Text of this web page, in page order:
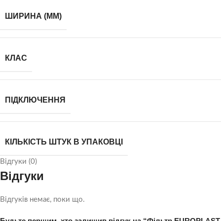
ШИРИНА (ММ)
КЛАС
ПІДКЛЮЧЕННЯ
КІЛЬКІСТЬ ШТУК В УПАКОВЦІ
Відгуки (0)
Відгуки
Відгуків немає, поки що.